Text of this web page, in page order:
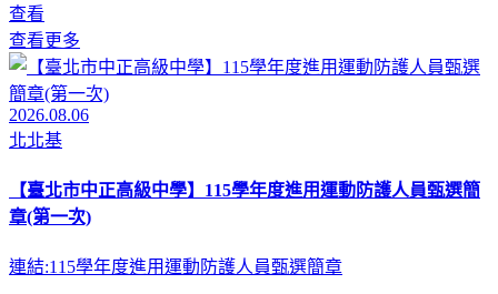
查看
查看更多
2026.08.06
北北基
【臺北市中正高級中學】115學年度進用運動防護人員甄選簡
章(第一次)
連結:115學年度進用運動防護人員甄選簡章